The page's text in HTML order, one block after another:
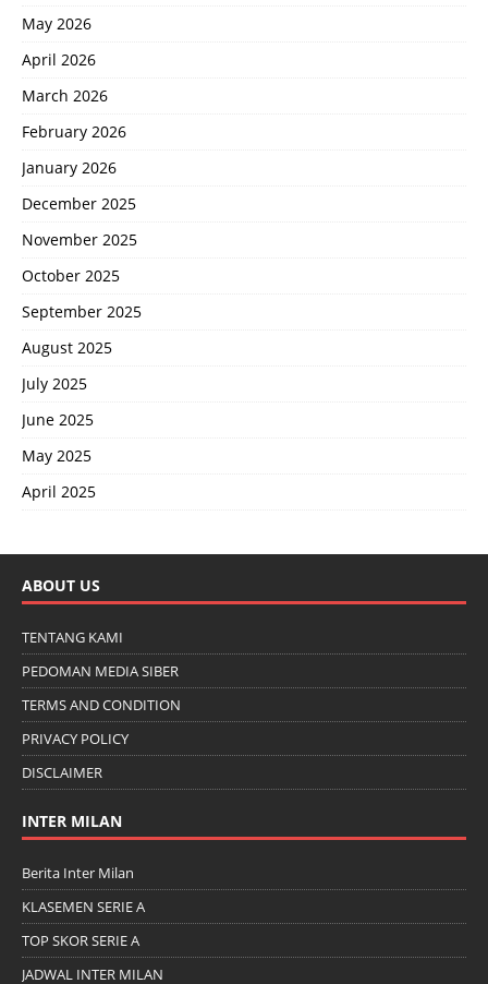
May 2026
April 2026
March 2026
February 2026
January 2026
December 2025
November 2025
October 2025
September 2025
August 2025
July 2025
June 2025
May 2025
April 2025
ABOUT US
TENTANG KAMI
PEDOMAN MEDIA SIBER
TERMS AND CONDITION
PRIVACY POLICY
DISCLAIMER
INTER MILAN
Berita Inter Milan
KLASEMEN SERIE A
TOP SKOR SERIE A
JADWAL INTER MILAN